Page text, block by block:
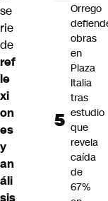
se
rie
de
ref
le
xi
on
es
y
an
áli
sis
Orrego
obras
en
Plaza
Italia
tras
estudio
que
revela
caída
de
67%